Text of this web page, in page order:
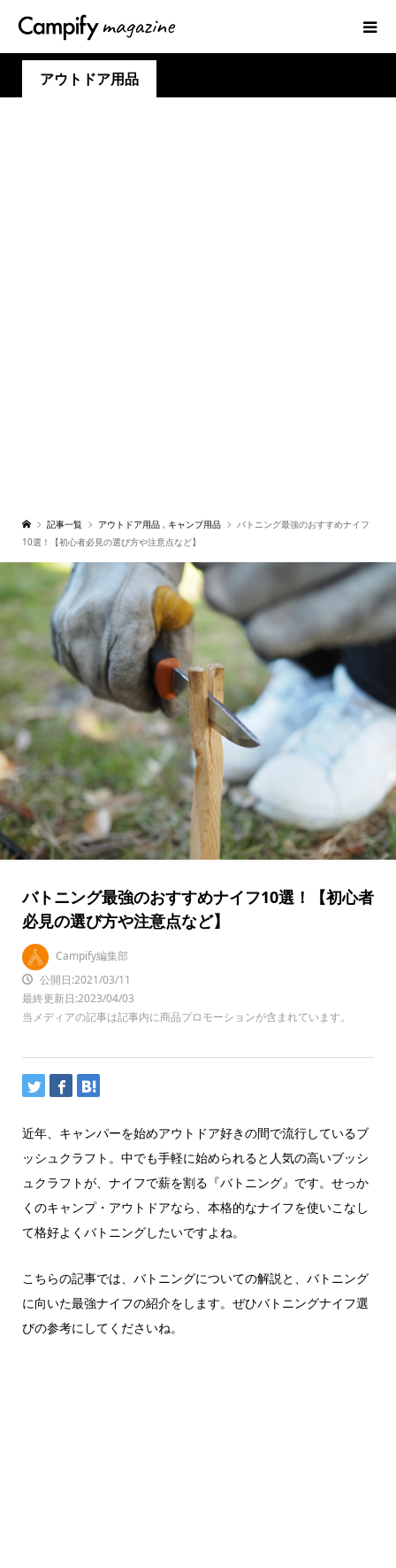
アウトドア用品
記事一覧 アウトドア用品 , キャンプ用品
バトニング最強のおすすめナイフ
10選！【初心者必見の選び方や注意点など】
バトニング最強のおすすめナイフ10選！【初心者
必見の選び方や注意点など】
Campify編集部
公開日:2021/03/11
最終更新日:2023/04/03
当メディアの記事は記事内に商品プロモーションが含まれています。
近年、キャンパーを始めアウトドア好きの間で流行しているブ
ッシュクラフト。中でも手軽に始められると人気の高いブッシ
ュクラフトが、ナイフで薪を割る『バトニング』です。せっか
くのキャンプ・アウトドアなら、本格的なナイフを使いこなし
て格好よくバトニングしたいですよね。
こちらの記事では、バトニングについての解説と、バトニング
に向いた最強ナイフの紹介をします。ぜひバトニングナイフ選
びの参考にしてくださいね。